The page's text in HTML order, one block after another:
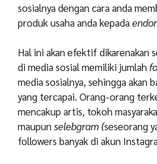
sosialnya dengan cara anda
produk usaha anda kepada
Hal ini akan efektif dikarenakan
di media sosial memiliki jumlah
media sosialnya, sehingga akan
yang tercapai. Orang-orang
mencakup artis, tokoh
maupunselebgram (seseorang
followers banyak di akun